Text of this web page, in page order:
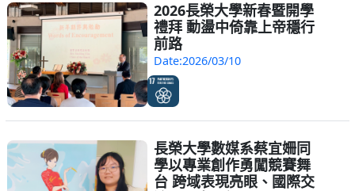
2026長榮大學新春暨開學
禮拜 動盪中倚靠上帝穩行
前路
Date:2026/03/10
長榮大學數媒系蔡宜姍同
學以專業創作勇闖競賽舞
台 跨域表現亮眼、國際交